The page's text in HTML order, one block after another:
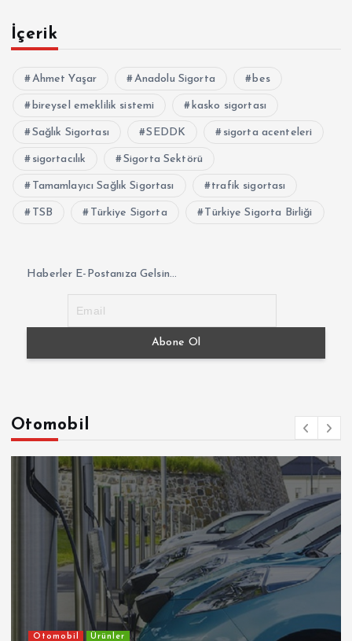
İçerik
Ahmet Yaşar Anadolu Sigorta bes
bireysel emeklilik sistemi kasko sigortası
Sağlık Sigortası SEDDK sigorta acenteleri
sigortacılık Sigorta Sektörü
Tamamlayıcı Sağlık Sigortası trafik sigortası
TSB Türkiye Sigorta Türkiye Sigorta Birliği
Haberler E-Postanıza Gelsin...
Otomobil
Otomobil Ürünler